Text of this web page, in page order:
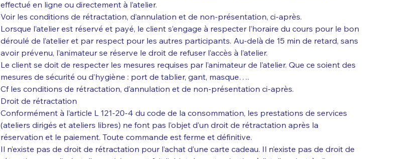
effectué en ligne ou directement à l’atelier.
Voir les conditions de rétractation, d’annulation et de non-présentation, ci-après.
Lorsque l’atelier est réservé et payé, le client s’engage à respecter l’horaire du cours pour le bon
déroulé de l’atelier et par respect pour les autres participants. Au-delà de 15 min de retard, sans
avoir prévenu, l’animateur se réserve le droit de refuser l’accès à l’atelier.
Le client se doit de respecter les mesures requises par l’animateur de l’atelier. Que ce soient des
mesures de sécurité ou d’hygiène : port de tablier, gant, masque….
Cf les conditions de rétractation, d’annulation et de non-présentation ci-après.
Droit de rétractation
Conformément à l’article L 121-20-4 du code de la consommation, les prestations de services
(ateliers dirigés et ateliers libres) ne font pas l’objet d’un droit de rétractation après la
réservation et le paiement. Toute commande est ferme et définitive.
Il n’existe pas de droit de rétractation pour l’achat d’une carte cadeau. Il n’existe pas de droit de